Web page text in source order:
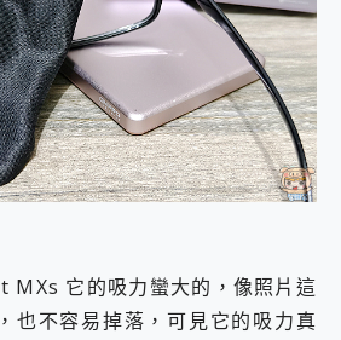
MXs 它的吸力蠻大的，像照片這
也不容易掉落，可見它的吸力真